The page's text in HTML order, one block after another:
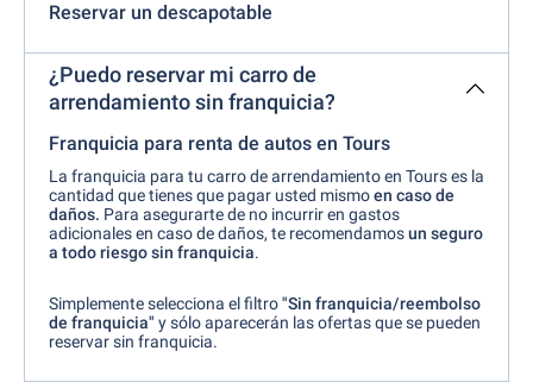
Reservar un descapotable
¿Puedo reservar mi carro de
arrendamiento sin franquicia?
Franquicia para renta de autos en Tours
La franquicia para tu carro de arrendamiento en Tours es la
cantidad que tienes que pagar usted mismoen caso de
daños. Para asegurarte de no incurrir en gastos
adicionales en caso de daños, te recomendamosun seguro
a todo riesgo sin franquicia.
Simplemente selecciona el filtro"Sin franquicia/reembolso
de franquicia" y sólo aparecerán las ofertas que se pueden
reservar sin franquicia.